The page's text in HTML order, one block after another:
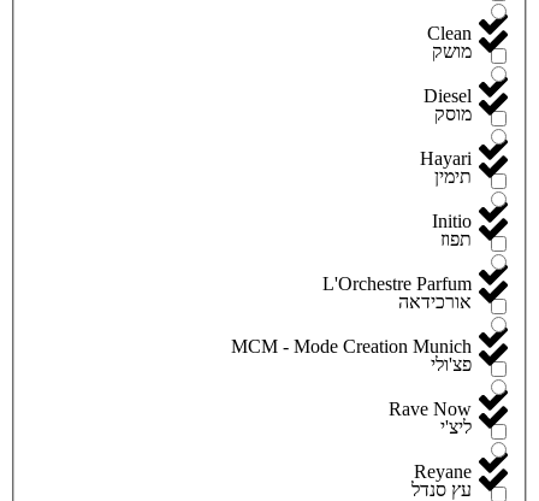
Clean
Diesel
Hayari
Initio
L'Orchestre Parfum
MCM - Mode Creation Munich
Rave Now
Reyane
מושק
מוסק
תימין
תפוז
אורכידאה
פצ'ולי
ליצ'י
עץ סנדל